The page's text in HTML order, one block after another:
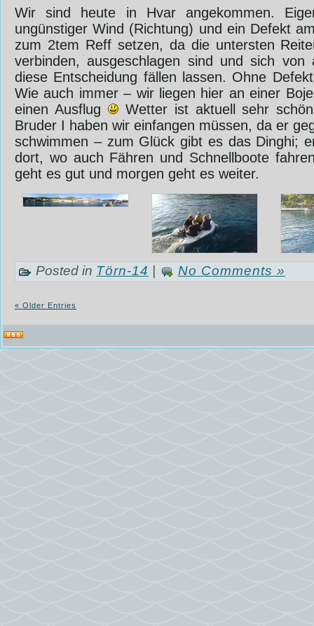
Wir sind heute in Hvar angekommen.
ungünstiger Wind (Richtung) und ein Defekt
zum 2tem Reff setzen, da die untersten
verbinden, ausgeschlagen sind und sich von
diese Entscheidung fällen lassen. Ohne
Wie auch immer – wir liegen hier an einer
einen Ausflug
Wetter ist aktuell sehr
Bruder I haben wir einfangen müssen, da er
schwimmen – zum Glück gibt es das Dinghi;
dort, wo auch Fähren und Schnellboote
geht es gut und ‎morgen geht es weiter.
Posted in Törn-14 No Comments »
« Older Entries